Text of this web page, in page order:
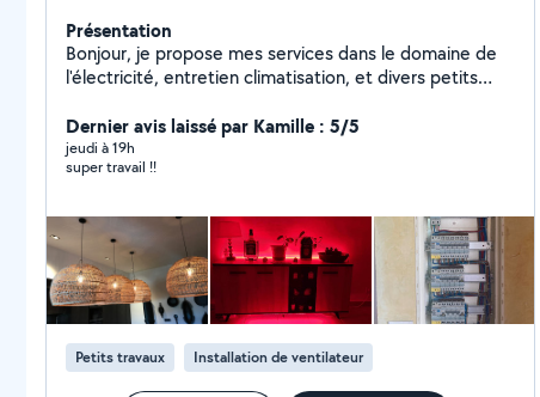
Présentation
Bonjour, je propose mes services dans le domaine de
l'électricité, entretien climatisation, et divers petits
Dernier avis laissé par Kamille : 5/5
jeudi à 19h
super travail !!
Petits travaux Installation de ventilateur